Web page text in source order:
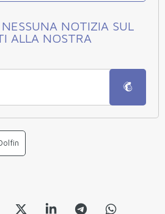
NOTIZIA SUL
ALLA NOSTRA